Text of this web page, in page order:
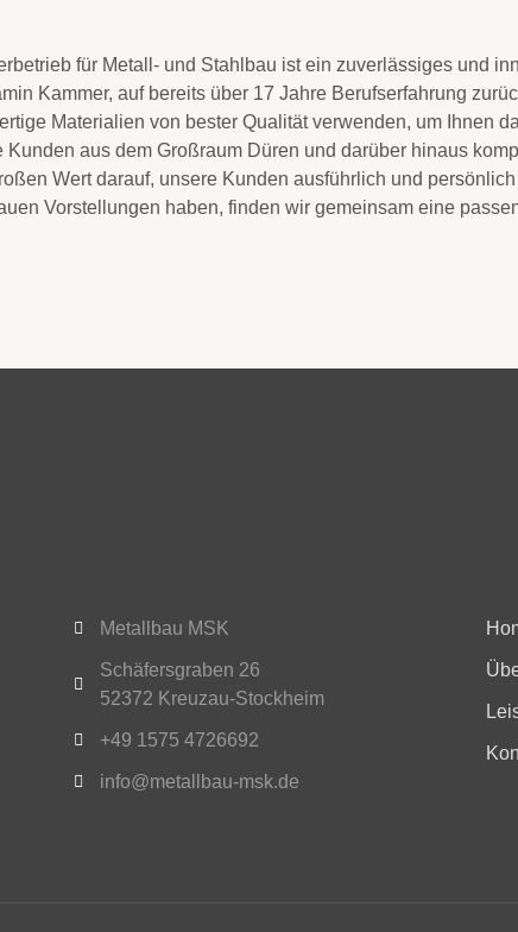
für Metall- und Stahlbau ist ein zuverlässiges und
Kammer, auf bereits über 17 Jahre Berufserfahrung
Materialien von bester Qualität verwenden, um Ihnen
aus dem Großraum Düren und darüber hinaus
Wert darauf, unsere Kunden ausführlich und
Vorstellungen haben, finden wir gemeinsam eine
Metallbau MSK
Schäfersgraben 26
52372 Kreuzau-Stockheim
+49 1575 4726692
info@metallbau-msk.de